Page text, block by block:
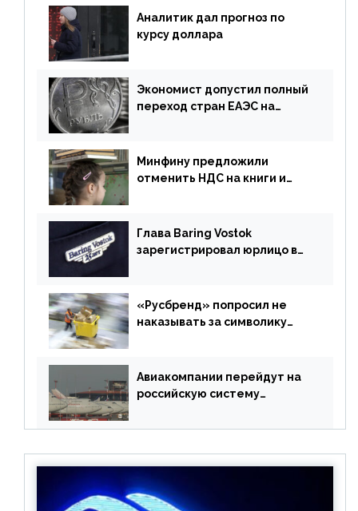
Аналитик дал прогноз по
курсу доллара
Экономист допустил полный
переход стран ЕАЭС на
Минфину предложили
отменить НДС на книги и
Глава Baring Vostok
зарегистрировал юрлицо в
«Русбренд» попросил не
наказывать за символику
Авиакомпании перейдут на
российскую систему